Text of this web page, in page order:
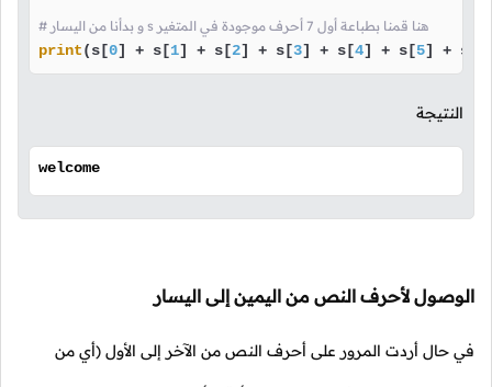
# و بدأنا من اليسار s هنا قمنا بطباعة أول 7 أحرف موجودة في المتغير
print(s[0] + s[1] + s[2] + s[3] + s[4] + s[5] + s[
النتيجة
welcome
الوصول لأحرف النص من اليمين إلى اليسار
في حال أردت المرور على أحرف النص من الآخر إلى الأول (أي من